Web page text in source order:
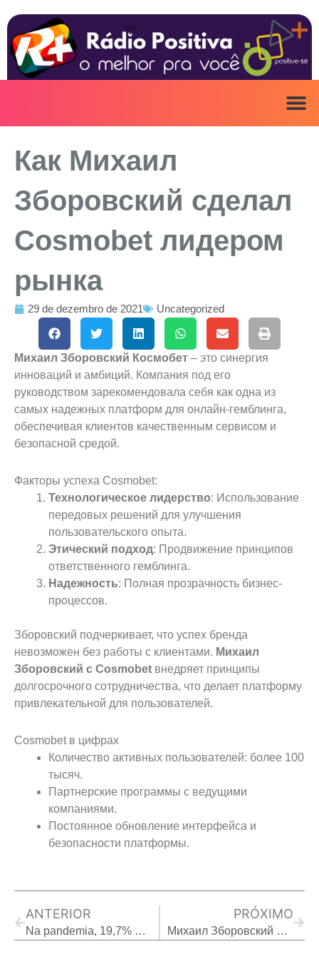
para
conteúdo
Как Михаил
Зборовский сделал
Cosmobet лидером
рынка
29 de dezembro de 2021 Uncategorized
Михаил Зборовский Космобет – это синергия
инноваций и амбиций. Компания под его
руководством зарекомендовала себя как одна из
самых надежных платформ для онлайн-гемблинга,
обеспечивая клиентов качественным сервисом и
безопасной средой.
Факторы успеха Cosmobet:
Технологическое лидерство: Использование
передовых решений для улучшения
пользовательского опыта.
Этический подход: Продвижение принципов
ответственного гемблинга.
Надежность: Полная прозрачность бизнес-
процессов.
Зборовский подчеркивает, что успех бренда
невозможен без работы с клиентами. Михаил
Зборовский с Cosmobet внедряет принципы
долгосрочного сотрудничества, что делает платформу
привлекательной для пользователей.
Cosmobet в цифрах
Количество активных пользователей: более 100
тысяч.
Партнерские программы с ведущими
компаниями.
Постоянное обновление интерфейса и
безопасности платформы.
ANTERIOR
Na pandemia, 19,7% dos brasileiros ganharam peso, aponta estudo da USP
PRÓXIMO
Михаил Зборовский – образец современного лидера в бизнесе